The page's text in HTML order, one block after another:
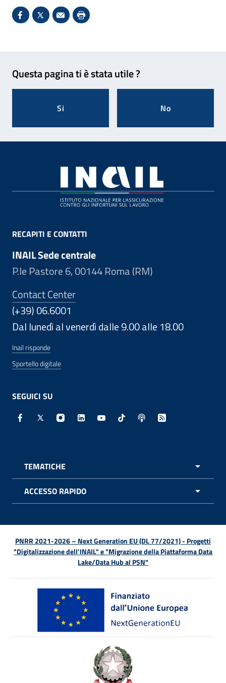
Condividi su Facebook - Sito esterno - Apertura in
X - Sito esterno - Apertura in nuova finestra
Invio Mail: apre il programma di posta
Stampa pagina: scelta meno
Questa pagina ti è stata utile ?
Si No
RECAPITI E CONTATTI
INAIL Sede centrale
P.le Pastore 6, 00144 Roma (RM)
Contact Center
(+39) 06.6001
Dal lunedì al venerdì dalle 9.00 alle 18.00
Inail risponde
Sportello digitale
SEGUICI SU
Facebook - Sito esterno - Apertura in nuova finestra
X - Sito esterno - Apertura in nuova finestra
Instagram - Sito esterno - Apertura in
Linkedin - Sito esterno - Apertura in
Youtube - Sito esterno -
TikTok - Sito esterno -
Spreaker - Sito
Feed RSS -
TEMATICHE
ACCESSO RAPIDO
PNRR 2021-2026 – Next Generation EU (DL 77/2021) - Progetti
"Digitalizzazione dell’INAIL" e "Migrazione della Piattaforma Data
Lake/Data Hub al PSN"